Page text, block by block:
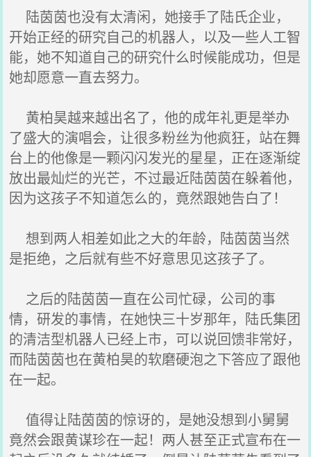
陆茵茵也没有太清闲，她接手了陆氏企业，
开始正经的研究自己的机器人，以及一些人工智
能，她不知道自己的研究什么时候能成功，但是
她却愿意一直去努力。
黄柏昊越来越出名了，他的成年礼更是举办
了盛大的演唱会，让很多粉丝为他疯狂，站在舞
台上的他像是一颗闪闪发光的星星，正在逐渐绽
放出最灿烂的光芒，不过最近陆茵茵在躲着他，
因为这孩子不知道怎么的，竟然跟她告白了！
想到两人相差如此之大的年龄，陆茵茵当然
是拒绝，之后就有些不好意思见这孩子了。
之后的陆茵茵一直在公司忙碌，公司的事
情，研发的事情，在她快三十岁那年，陆氏集团
的清洁型机器人已经上市，可以说回馈非常好，
而陆茵茵也在黄柏昊的软磨硬泡之下答应了跟他
在一起。
值得让陆茵茵的惊讶的，是她没想到小舅舅
竟然会跟黄谋珍在一起！两人甚至正式宣布在一